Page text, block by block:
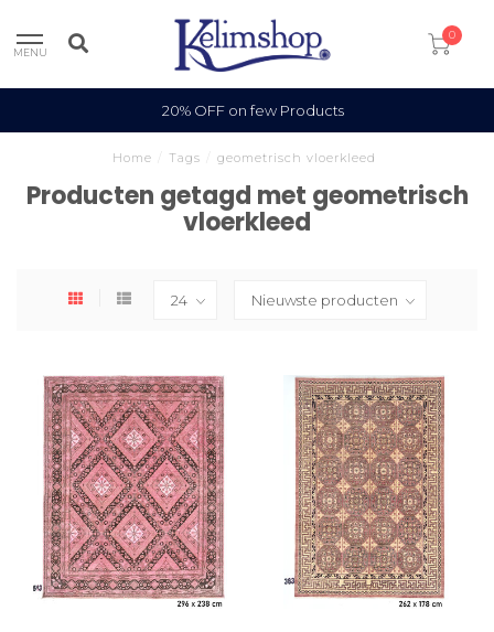
MENU
0
20% OFF on few Products
Home Tags geometrisch vloerkleed
Producten getagd met geometrisch
vloerkleed